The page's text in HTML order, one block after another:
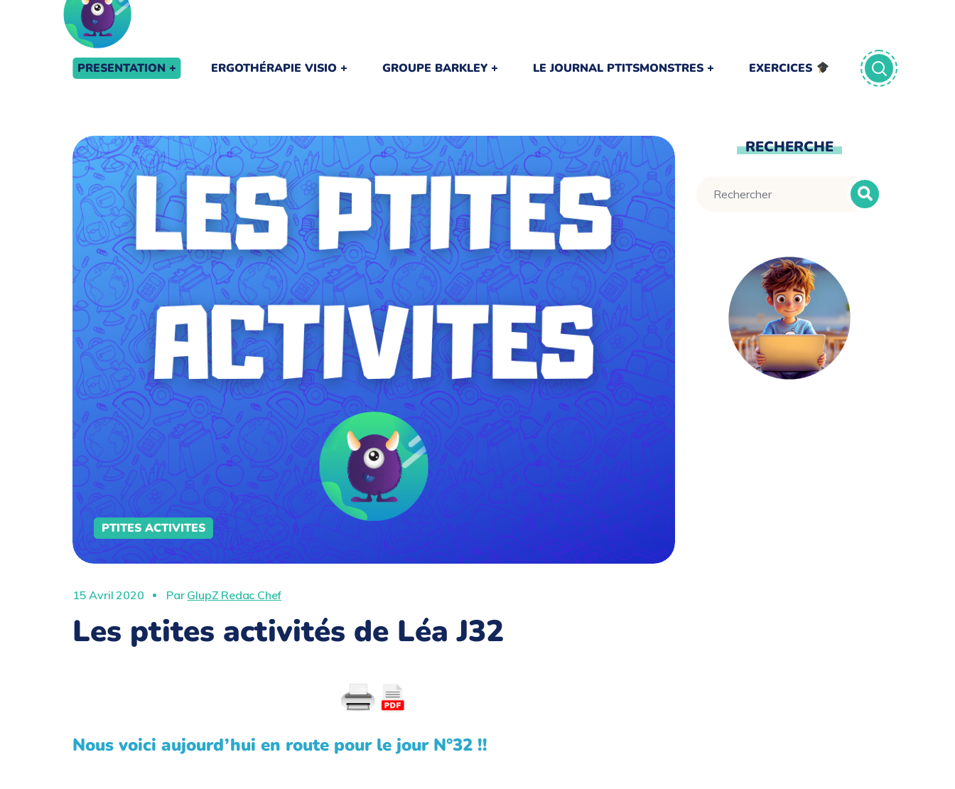
PRESENTATION ERGOTHÉRAPIE VISIO GROUPE BARKLEY LE JOURNAL PTITSMONSTRES EXERCICES
PTITES ACTIVITES
15 Avril 2020 Par GlupZ Redac Chef
Les ptites activités de Léa J32
Nous voici aujourd’hui en route pour le jour N°32 !!
RECHERCHE